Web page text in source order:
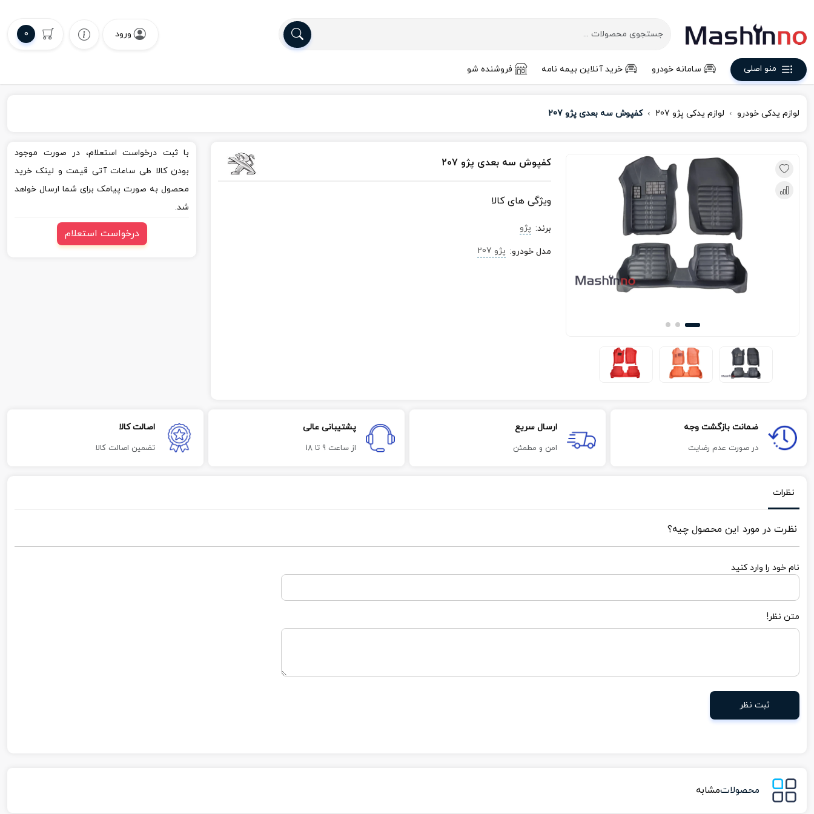
ورود 0
منو اصلی سامانه خودرو خرید آنلاین بیمه نامه فروشنده شو
لوازم یدکی خودرو لوازم یدکی پژو 207 کفپوش سه بعدی پژو 207
کفپوش سه بعدی پژو 207
ویژگی های کالا
برند: پژو
مدل خودرو: پژو 207
با ثبت درخواست استعلام، در صورت موجود
بودن کالا طی ساعات آتی قیمت و لینک خرید
محصول به صورت پیامک برای شما ارسال خواهد
شد.
درخواست استعلام
ضمانت بازگشت وجه
در صورت عدم رضایت
ارسال سریع
امن و مطمئن
پشتیبانی عالی
از ساعت 9 تا 18
اصالت کالا
تضمین اصالت کالا
نظرات
نظرت در مورد این محصول چیه؟
نام خود را وارد کنید
متن نظر!
ثبت نظر
محصولاتمشابه